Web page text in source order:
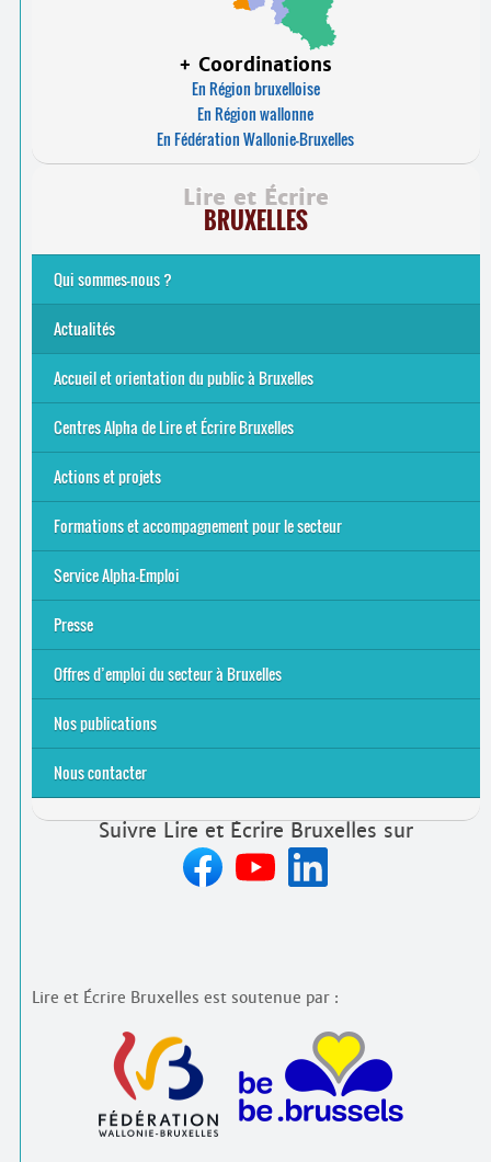
+ Coordinations
En Région bruxelloise
En Région wallonne
En Fédération Wallonie-Bruxelles
Lire et Écrire
BRUXELLES
Qui sommes-nous ?
Analphabétisme et illettrisme
L’alphabétisation populaire
Le mouvement Lire et Écrire
Nos missions
... Tous les articles
Actualités
Offres d’emploi du secteur à Bruxelles
La rentrée 2026-27
Pour être belge à la plage…
A vos agendas ! Alpha bruxellois, mobilise-toi !
Inauguration du Centre Alpha Forest de Lire et Écrire
Bruxelles
... Tous les articles
Accueil et orientation du public à Bruxelles
8 Points Accueil
Publics concernés ?
Que proposons-nous ?
Qui sommes-nous ?
Centres Alpha de Lire et Écrire Bruxelles
Actions et projets
Alpha-Jeux
Arts & Alpha
Jeudis du Cinéma
Le projet Alpha-TIC
Notre projet FSE
Tac-TIC Emploi
Formations et accompagnement pour le secteur
S’initier
Se former
Se rencontrer
Être accompagné·e
Service Alpha-Emploi
Équipe et contacts
Accompagnement individuel
Accompagnement collectif
Folder Service Alpha-Emploi
Presse
2021
2024
2025
Offres d’emploi du secteur à Bruxelles
Emplois rémunérés
Bénévolat
Candidature spontanée à Lire et Écrire Bruxelles
Nos publications
Nous contacter
Suivre Lire et Écrire Bruxelles sur
Lire et Écrire Bruxelles est soutenue par :